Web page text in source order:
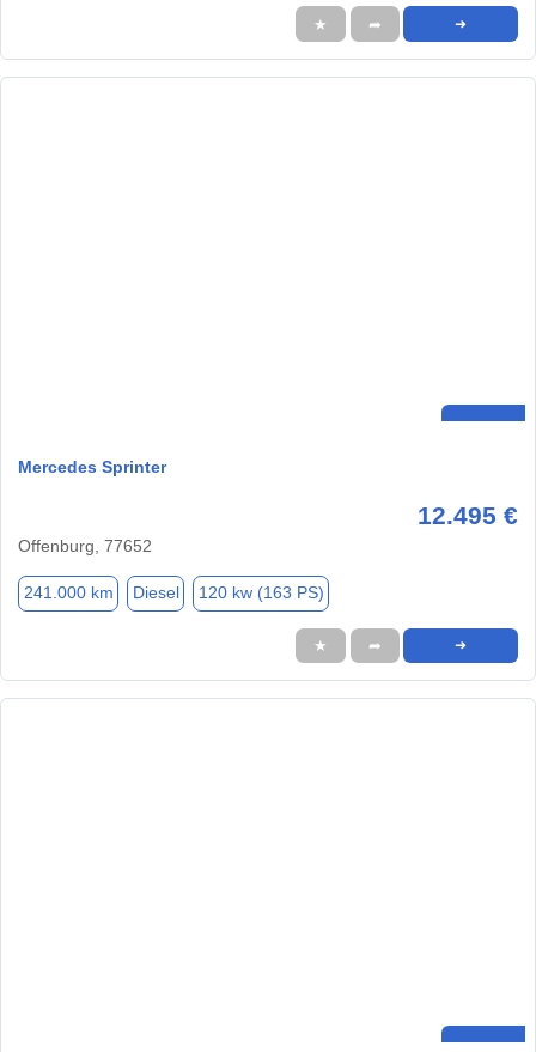
★ ➦ ➜
Mercedes Sprinter
12.495 €
Offenburg, 77652
241.000 km Diesel 120 kw (163 PS)
★ ➦ ➜